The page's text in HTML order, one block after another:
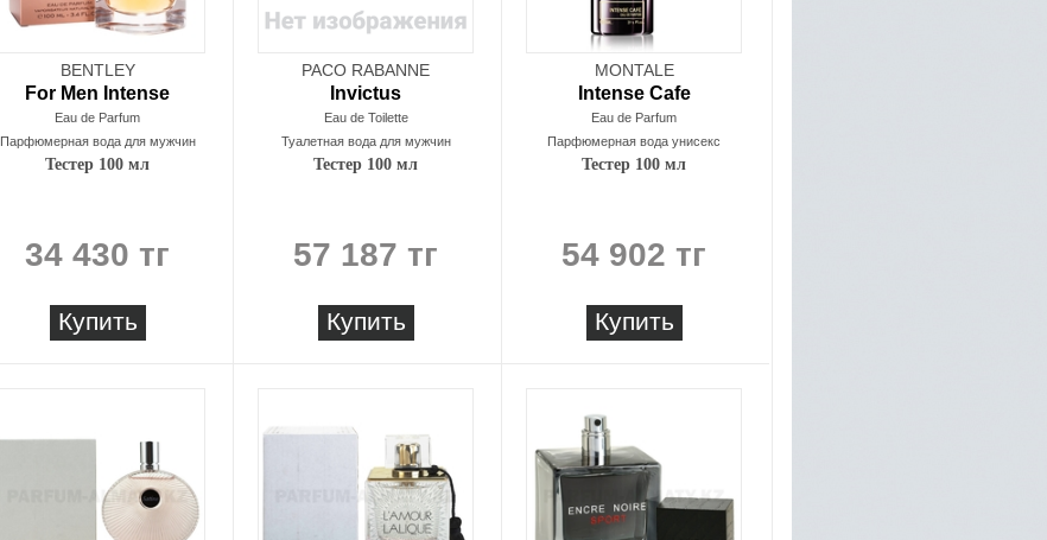
BENTLEY
For Men Intense
Eau de Parfum
Парфюмерная вода для мужчин
Тестер 100 мл
34 430 тг
Купить
PACO RABANNE
Invictus
Eau de Toilette
Туалетная вода для мужчин
Тестер 100 мл
57 187 тг
Купить
MONTALE
Intense Cafe
Eau de Parfum
Парфюмерная вода унисекс
Тестер 100 мл
54 902 тг
Купить